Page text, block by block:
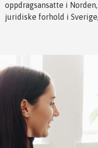
oppdragsansatte i
juridiske forhold i